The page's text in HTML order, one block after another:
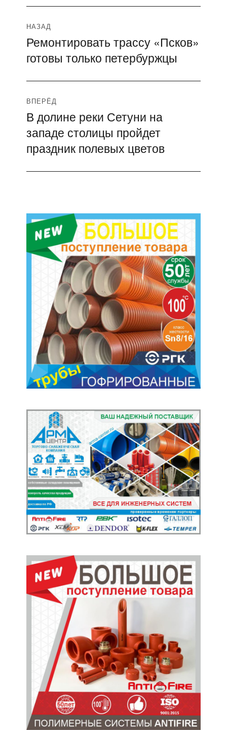
Навигация
по
НАЗАД
Предыдущая
запись:
Ремонтировать трассу «Псков»
готовы только петербуржцы
ВПЕРЁД
Следующая
запись:
В долине реки Сетуни на
западе столицы пройдет
праздник полевых цветов